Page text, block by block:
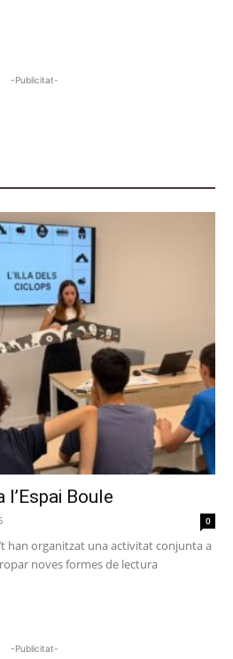
-Publicitat-
Boule
0
han organitzat una activitat conjunta a
noves formes de lectura
-Publicitat-